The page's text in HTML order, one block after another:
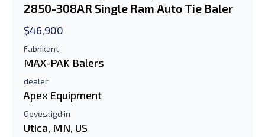
2850-308AR Single Ram Auto Tie Baler
$46,900
Fabrikant
MAX-PAK Balers
dealer
Apex Equipment
Gevestigd in
Utica, MN, US